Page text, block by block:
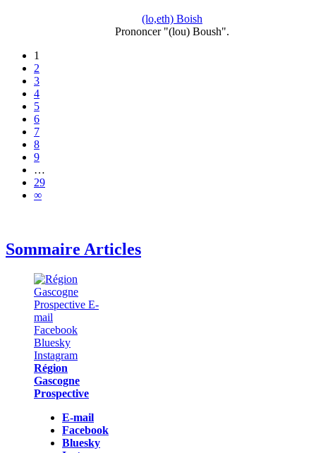
(lo,eth) Boish
Prononcer "(lou) Boush".
1
2
3
4
5
6
7
8
9
…
29
∞
Sommaire Articles
Région
Gascogne
Prospective
E-mail
Facebook
Bluesky